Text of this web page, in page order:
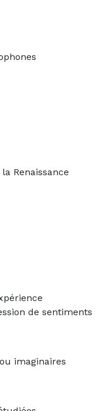
Renaissance
de sentiments
imaginaires